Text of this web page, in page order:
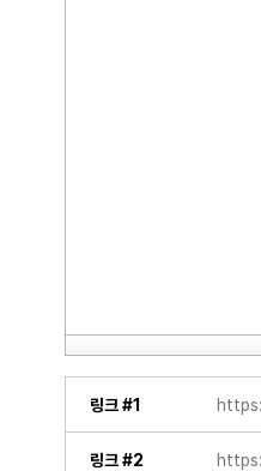
링크 #1
링크 #2